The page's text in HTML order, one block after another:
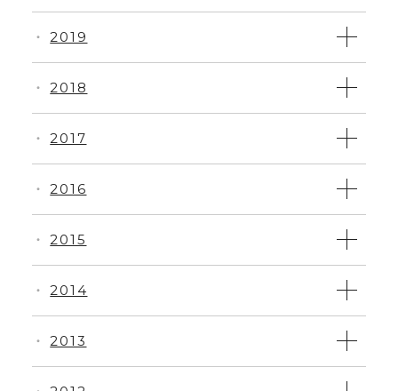
・ 2013
・ 2014
・ 2015
・ 2016
・ 2017
・ 2018
・ 2019